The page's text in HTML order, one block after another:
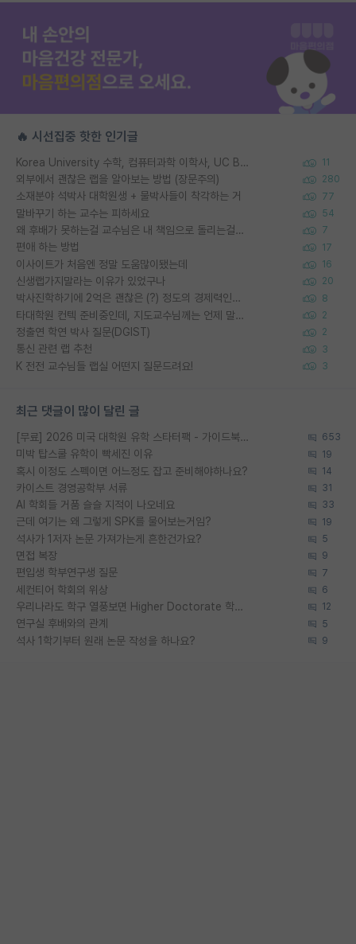
🔥 시선집중 핫한 인기글
Korea University 수학, 컴퓨터과학 이학사, UC Berkeley 산업공학 대학원 공학박사가 되는 것은 쉽지 않겠죠? 11
외부에서 괜찮은 랩을 알아보는 방법 (장문주의) 280
소재분야 석박사 대학원생 + 물박사들이 착각하는 거 77
말바꾸기 하는 교수는 피하세요 54
왜 후배가 못하는걸 교수님은 내 책임으로 돌리는걸까요? 7
편애 하는 방법 17
이사이트가 처음엔 정말 도움많이됐는데 16
신생랩가지말라는 이유가 있었구나 20
박사진학하기에 2억은 괜찮은 (?) 정도의 경제력인가요 8
타대학원 컨텍 준비중인데, 지도교수님께는 언제 말씀드려야 할까요? 2
정출연 학연 박사 질문(DGIST) 2
통신 관련 랩 추천 3
K 전전 교수님들 랩실 어떤지 질문드려요! 3
최근 댓글이 많이 달린 글
[무료] 2026 미국 대학원 유학 스타터팩 - 가이드북 & 합격자 컨택메일 템플릿 653
미박 탑스쿨 유학이 빡세진 이유 19
혹시 이정도 스펙이면 어느정도 잡고 준비해야하나요? 14
카이스트 경영공학부 서류 31
AI 학회들 거품 슬슬 지적이 나오네요 33
근데 여기는 왜 그렇게 SPK를 물어보는거임? 19
석사가 1저자 논문 가져가는게 흔한건가요? 5
면접 복장 9
편입생 학부연구생 질문 7
세컨티어 학회의 위상 6
우리나라도 학구 열풍보면 Higher Doctorate 학위가 필요하다고 봅니다. 12
연구실 후배와의 관계 5
석사 1학기부터 원래 논문 작성을 하나요? 9